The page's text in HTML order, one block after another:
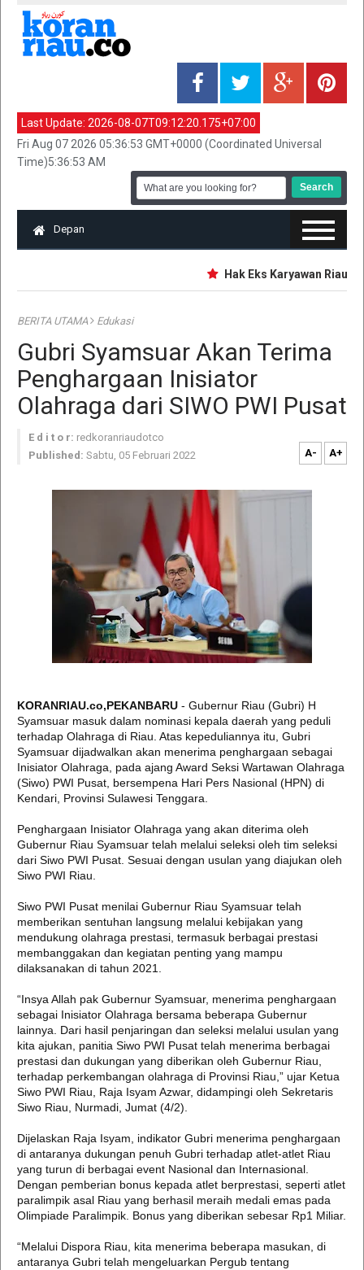
Last Update: 2026-08-07T09:12:20.175+07:00
Fri Aug 07 2026 05:36:53 GMT+0000 (Coordinated Universal
Time)5:36:53 AM
Depan
Hak Eks Karyawan Riau
BERITA UTAMA Edukasi
Gubri Syamsuar Akan Terima
Penghargaan Inisiator
Olahraga dari SIWO PWI Pusat
E d i t o r: redkoranriaudotco
Published: Sabtu, 05 Februari 2022 A- A+
KORANRIAU.co,PEKANBARU - Gubernur Riau (Gubri) H
Syamsuar masuk dalam nominasi kepala daerah yang peduli
terhadap Olahraga di Riau. Atas kepeduliannya itu, Gubri
Syamsuar dijadwalkan akan menerima penghargaan sebagai
Inisiator Olahraga, pada ajang Award Seksi Wartawan Olahraga
(Siwo) PWI Pusat, bersempena Hari Pers Nasional (HPN) di
Kendari, Provinsi Sulawesi Tenggara.
Penghargaan Inisiator Olahraga yang akan diterima oleh
Gubernur Riau Syamsuar telah melalui seleksi oleh tim seleksi
dari Siwo PWI Pusat. Sesuai dengan usulan yang diajukan oleh
Siwo PWI Riau.
Siwo PWI Pusat menilai Gubernur Riau Syamsuar telah
memberikan sentuhan langsung melalui kebijakan yang
mendukung olahraga prestasi, termasuk berbagai prestasi
membanggakan dan kegiatan penting yang mampu
dilaksanakan di tahun 2021.
“Insya Allah pak Gubernur Syamsuar, menerima penghargaan
sebagai Inisiator Olahraga bersama beberapa Gubernur
lainnya. Dari hasil penjaringan dan seleksi melalui usulan yang
kita ajukan, panitia Siwo PWI Pusat telah menerima berbagai
prestasi dan dukungan yang diberikan oleh Gubernur Riau,
terhadap perkembangan olahraga di Provinsi Riau,” ujar Ketua
Siwo PWI Riau, Raja Isyam Azwar, didampingi oleh Sekretaris
Siwo Riau, Nurmadi, Jumat (4/2).
Dijelaskan Raja Isyam, indikator Gubri menerima penghargaan
di antaranya dukungan penuh Gubri terhadap atlet-atlet Riau
yang turun di berbagai event Nasional dan Internasional.
Dengan pemberian bonus kepada atlet berprestasi, seperti atlet
paralimpik asal Riau yang berhasil meraih medali emas pada
Olimpiade Paralimpik. Bonus yang diberikan sebesar Rp1 Miliar.
“Melalui Dispora Riau, kita menerima beberapa masukan, di
antaranya Gubri telah mengeluarkan Pergub tentang